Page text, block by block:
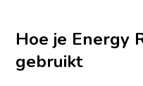
Hoe je Energy
gebruikt